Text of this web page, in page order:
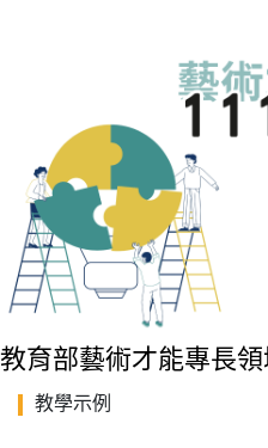
教育部藝術才能專長
教學示例